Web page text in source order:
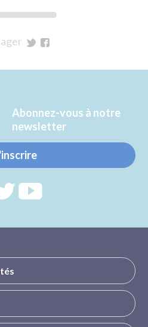
Twitter
Facebook
Abonnez-vous à notre
newsletter
Rejoignez